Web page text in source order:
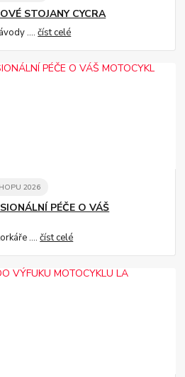
STOJANY CYCRA
....číst celé
2026
PÉČE O VÁŠ
....číst celé